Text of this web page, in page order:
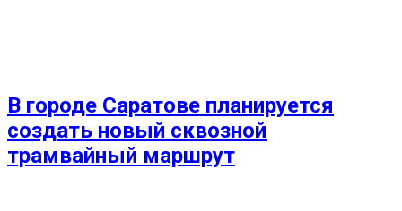
В городе Саратове планируется
создать новый сквозной
трамвайный маршрут